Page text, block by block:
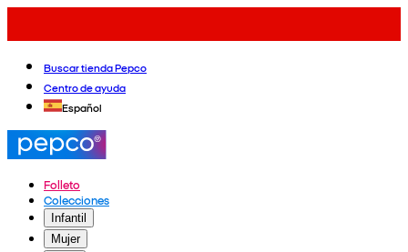
Buscar tienda Pepco
Centro de ayuda
Español
Folleto
Colecciones
Infantil
Mujer